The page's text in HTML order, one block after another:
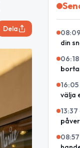
Dela 08:09
din
06:18
16:05
välja
13:37
08:57